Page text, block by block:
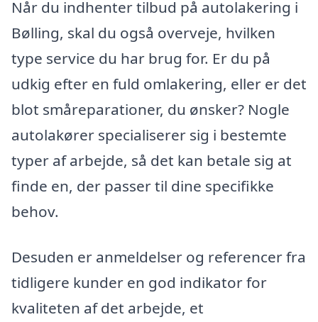
Når du indhenter tilbud på autolakering i
Bølling, skal du også overveje, hvilken
type service du har brug for. Er du på
udkig efter en fuld omlakering, eller er det
blot småreparationer, du ønsker? Nogle
autolakører specialiserer sig i bestemte
typer af arbejde, så det kan betale sig at
finde en, der passer til dine specifikke
behov.
Desuden er anmeldelser og referencer fra
tidligere kunder en god indikator for
kvaliteten af det arbejde, et